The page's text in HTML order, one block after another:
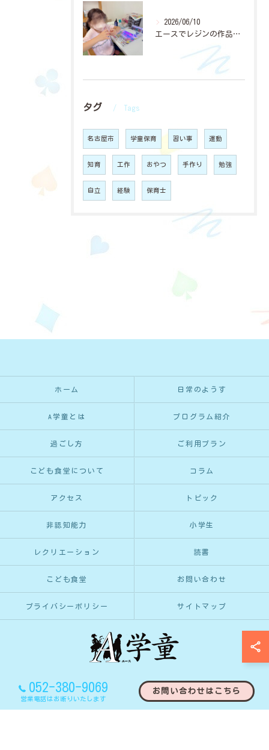
2026/06/10
エースでレジンの作品作りに夢中になっている子どもたちが増えて...
タグ Tags
名古屋市 学童保育 習い事 運動
知育 工作 おやつ 手作り 勉強
自立 経験 保育士
052-380-9069
営業電話はお断りいたします
お問い合わせはこちら
ホーム 日常のようす
A学童とは プログラム紹介
過ごし方 ご利用プラン
こども食堂について コラム
アクセス トピック
非認知能力 小学生
レクリエーション 読書
こども食堂 お問い合わせ
プライバシーポリシー サイトマップ
© 2026 愛知県名古屋市の学童保育ならA学童 ALL RIGHTS RESERVED.